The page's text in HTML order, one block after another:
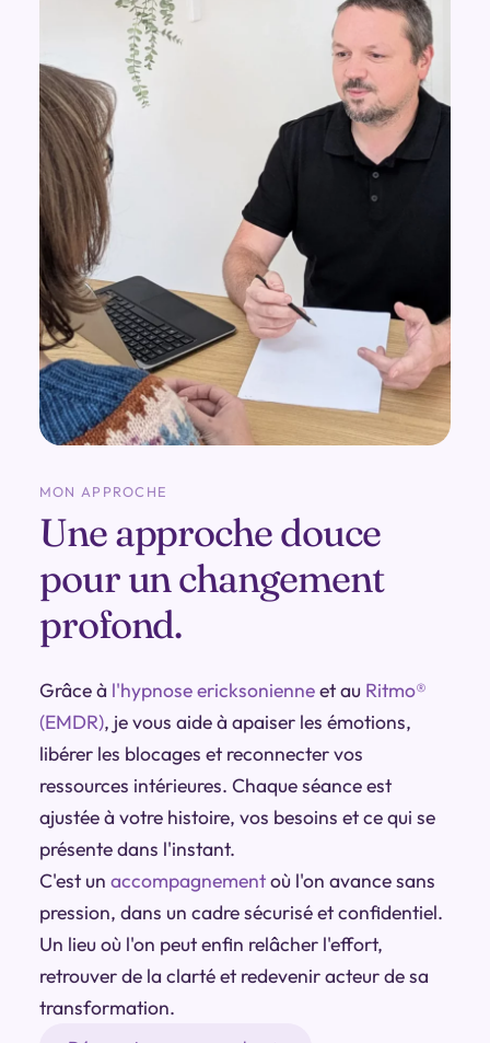
MON APPROCHE
Une approche douce
pour un changement
profond.
Grâce à l'hypnose ericksonienneet au Ritmo®
(EMDR), je vous aide à apaiser les émotions,
libérer les blocages et reconnecter vos
ressources intérieures. Chaque séance est
ajustée à votre histoire, vos besoins et ce qui se
présente dans l'instant.
C'est un accompagnementoù l'on avance sans
pression, dans un cadre sécurisé et confidentiel.
Un lieu où l'on peut enfin relâcher l'effort,
retrouver de la clarté et redevenir acteur de sa
transformation.